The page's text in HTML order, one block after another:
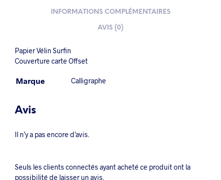
INFORMATIONS COMPLÉMENTAIRES
AVIS (0)
Papier Vélin Surfin
Couverture carte Offset
Marque Calligraphe
Avis
Il n’y a pas encore d’avis.
Seuls les clients connectés ayant acheté ce produit ont la
possibilité de laisser un avis.